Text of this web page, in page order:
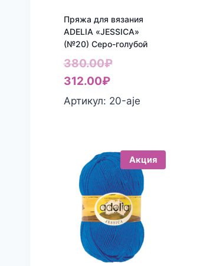
Пряжа для вязания
ADELIA «JESSICA»
(№20) Серо-голубой
380.00₽Первоначальная
составляла
312.00₽Текущая
цена:
Артикул: 20-aje
Акция